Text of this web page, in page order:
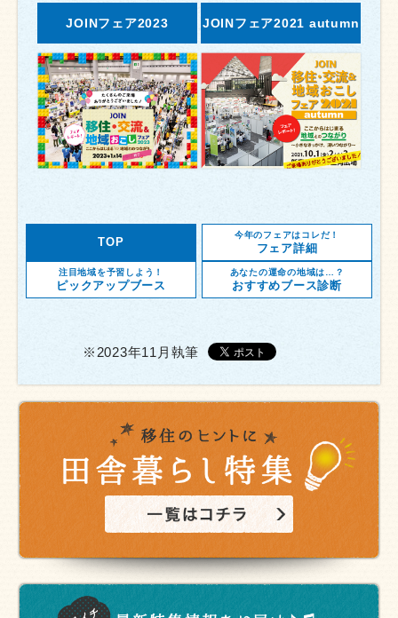
JOINフェア2023 JOINフェア2021 autumn
TOP
今年のフェアはコレだ！
フェア詳細
注目地域を予習しよう！
ピックアップブース
あなたの運命の地域は…？
おすすめブース診断
※2023年11月執筆